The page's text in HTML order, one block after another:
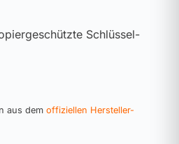
Schlüssel-
aus dem offiziellen Hersteller-